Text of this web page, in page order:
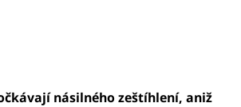
násilného zeštíhlení, aniž